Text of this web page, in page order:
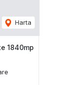
Harta
1840mp